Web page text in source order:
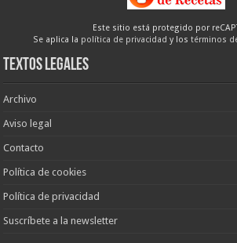
Este sitio está protegido por
Se aplica la política de privacidad y los términos
Textos legales
Archivo
Aviso legal
Contacto
Política de cookies
Política de privacidad
Suscríbete a la newsletter